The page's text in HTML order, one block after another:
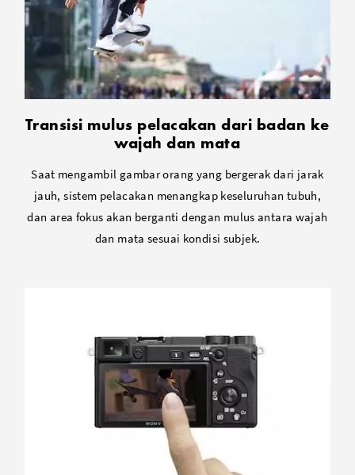
Transisi mulus pelacakan dari badan ke
wajah dan mata
Saat mengambil gambar orang yang bergerak dari jarak
jauh, sistem pelacakan menangkap keseluruhan tubuh,
dan area fokus akan berganti dengan mulus antara wajah
dan mata sesuai kondisi subjek.